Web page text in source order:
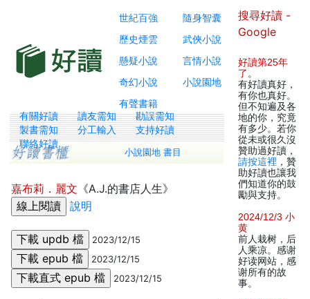
世紀百強
隨身智囊
歷史煙雲
武俠小說
懸疑小說
言情小說
奇幻小說
小說園地
有聲書籍
有關好讀 讀友需知
勘誤需知
製書需知
分工輸入
支持好讀
聯絡好讀
小說園地 書目
嘉布莉．麗文 《A.J.的書店人生》
說明
2023/12/15
2023/12/15
2023/12/15
搜尋好讀 -
Google
好讀第25年
了 。
有好讀真好，
有你也真好。
但不知遍及各
地的你，究竟
有多少。若你
從未或很久沒
贊助過好讀，
請按這裡 ，贊
助好讀也讓我
們知道你的鼓
勵與支持。
2024/12/3 小
黄
前人栽树，后
人乘凉。感谢
好读网站，感
谢所有的故
事。